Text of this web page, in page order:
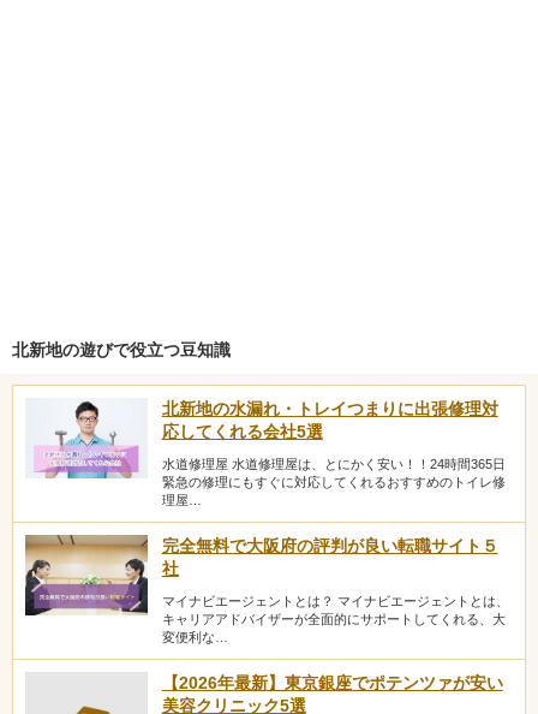
北新地の遊びで役立つ豆知識
北新地の水漏れ・トレイつまりに出張修理対
応してくれる会社5選
水道修理屋 水道修理屋は、とにかく安い！！24時間365日
緊急の修理にもすぐに対応してくれるおすすめのトイレ修
理屋…
完全無料で大阪府の評判が良い転職サイト５
社
マイナビエージェントとは？ マイナビエージェントとは、
キャリアアドバイザーが全面的にサポートしてくれる、大
変便利な…
【2026年最新】東京銀座でポテンツァが安い
美容クリニック5選